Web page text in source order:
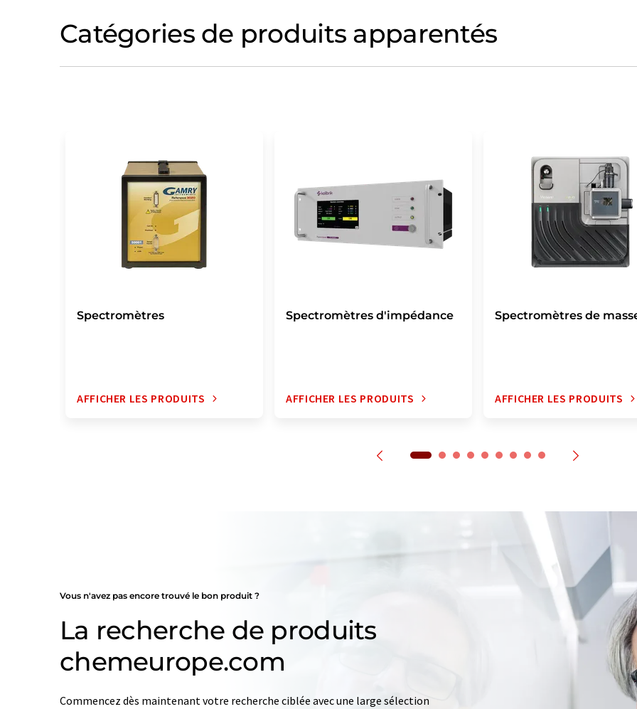
Catégories de produits apparentés
Spectromètres
AFFICHER LES PRODUITS
Spectromètres d'impédance
AFFICHER LES PRODUITS
Spectromètres de
AFFICHER LES PRODUITS
Vous n'avez pas encore trouvé le bon produit ?
La recherche de produits
chemeurope.com
Commencez dès maintenant votre recherche ciblée avec une large sélection